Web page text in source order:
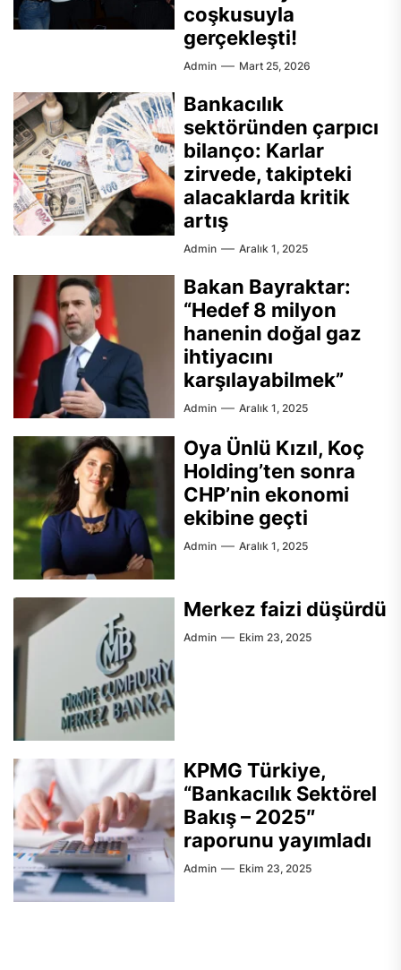
coşkusuyla
gerçekleşti!
Admin Mart 25, 2026
Bankacılık
sektöründen çarpıcı
bilanço: Karlar
zirvede, takipteki
alacaklarda kritik
artış
Admin Aralık 1, 2025
Bakan Bayraktar:
“Hedef 8 milyon
hanenin doğal gaz
ihtiyacını
karşılayabilmek”
Admin Aralık 1, 2025
Oya Ünlü Kızıl, Koç
Holding’ten sonra
CHP’nin ekonomi
ekibine geçti
Admin Aralık 1, 2025
Merkez faizi düşürdü
Admin Ekim 23, 2025
KPMG Türkiye,
“Bankacılık Sektörel
Bakış – 2025″
raporunu yayımladı
Admin Ekim 23, 2025